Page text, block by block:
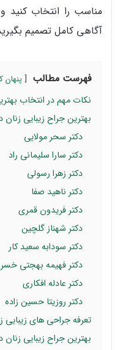
مناسب را انتخاب کنید
آگاهی کامل تصمیم
فهرست مطالب پنهان
نکات مهم در انتخاب
بهترین جراح زیبایی زنان در
دکتر سحر مولایی
دکتر سارا سلیمانی راد
دکتر زهرا رسولی
دکتر ناهید صفا
دکتر فریدون قمری
دکتر شهناز گلچین
دکتر سودابه سعید کار
دکتر فهیمه بهجتی
دکتر عادله افکاری
دکتر روزیتا حسین زاده
تعرفه جراحی های زیبایی زنان در سال
بهترین جراح زیبایی